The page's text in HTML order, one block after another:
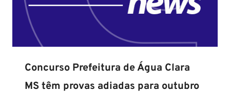
Concurso Prefeitura de Água Clara
MS têm provas adiadas para outubro